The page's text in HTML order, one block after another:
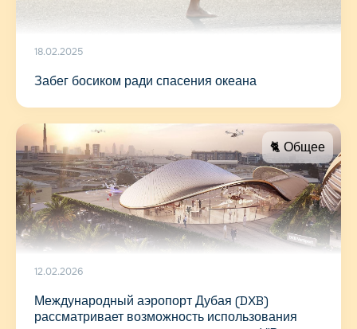
18.02.2025
Забег босиком ради спасения океана
🐈 Общее
12.02.2026
Международный аэропорт Дубая (DXB)
рассматривает возможность использования